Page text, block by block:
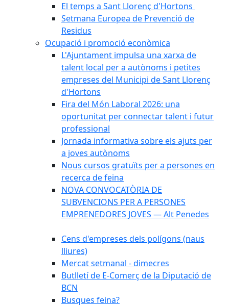
El temps a Sant Llorenç d'Hortons
Setmana Europea de Prevenció de
Residus
Ocupació i promoció econòmica
L'Ajuntament impulsa una xarxa de
talent local per a autònoms i petites
empreses del Municipi de Sant Llorenç
d'Hortons
Fira del Món Laboral 2026: una
oportunitat per connectar talent i futur
professional
Jornada informativa sobre els ajuts per
a joves autònoms
Nous cursos gratuïts per a persones en
recerca de feina
NOVA CONVOCATÒRIA DE
SUBVENCIONS PER A PERSONES
EMPRENEDORES JOVES — Alt Penedes
Cens d'empreses dels polígons (naus
lliures)
Mercat setmanal - dimecres
Butlletí de E-Comerç de la Diputació de
BCN
Busques feina?